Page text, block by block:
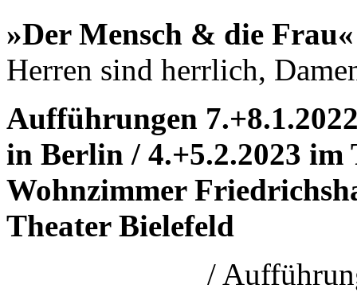
»Der Mensch & die Frau«
Herren sind herrlich,
Aufführungen
in Berlin / 4.+5.2.2023 im
Wohnzimmer
Theater Bielefeld
/